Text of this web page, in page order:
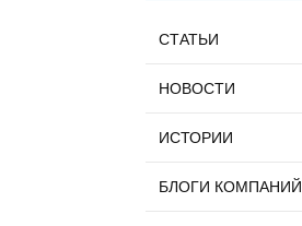
СТАТЬИ
НОВОСТИ
ИСТОРИИ
БЛОГИ КОМПАНИЙ